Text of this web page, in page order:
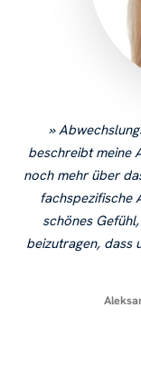
beschreibt meine
noch mehr über
fachspezifische
schönes
beizutragen, dass